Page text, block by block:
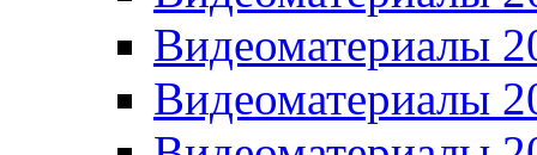
Видеоматериалы
Видеоматериалы